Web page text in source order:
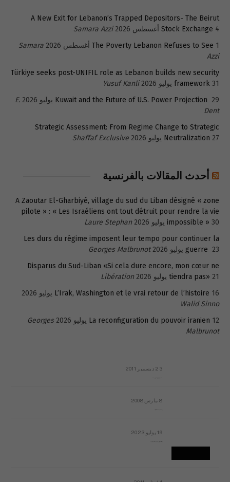
A New Exit for Lebanon’s Trapped Depositors- The Beirut
Stock Exchange 4 أغسطس 2026
Samara Azzi
The Poverty Lebanon Refuses to See 1 أغسطس 2026
Samara
Azzi
Türkiye seeks post-UNIFIL role as Lebanon builds new security
framework 31 يوليو 2026
Yusuf Kanli
Kuwait and the Future of U.S. Power Projection 29 يوليو 2026
E.
Dent
Strategic Assessment: From Regime Change to Strategic
Neutralization 27 يوليو 2026 Shaffaf Exclusive
أحدث المقالات بالفرنسية
A Zaoutar El-Gharbiyé, village du sud du Liban désigné « zone
pilote » : « Les Israéliens ont tout détruit pour rendre la vie
impossible » 30 يوليو 2026
Laure Stephan
Les durs du régime imposent leur tempo pour continuer la
guerre 23 يوليو 2026
Georges Malbrunot
Disparus du Sud-Liban «Si cela dure encore, mon cœur ne
tiendra pas» 21 يوليو 2026
Libération
L’Irak, Washington et le vrai retour de l’histoire 16 يوليو 2026
Walid Sinno
La reconfiguration du pouvoir iranien 12 يوليو 2026
Georges
Malbrunot
23 ديسمبر 2011
8 مارس 2008
19 يوليو 2023